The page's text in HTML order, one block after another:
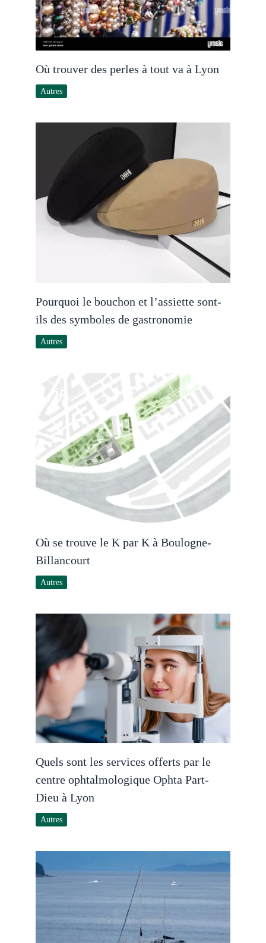
Où trouver des perles à tout va à Lyon
Autres
Pourquoi le bouchon et l’assiette sont-
ils des symboles de gastronomie
Autres
Où se trouve le K par K à Boulogne-
Billancourt
Autres
Quels sont les services offerts par le
centre ophtalmologique Ophta Part-
Dieu à Lyon
Autres